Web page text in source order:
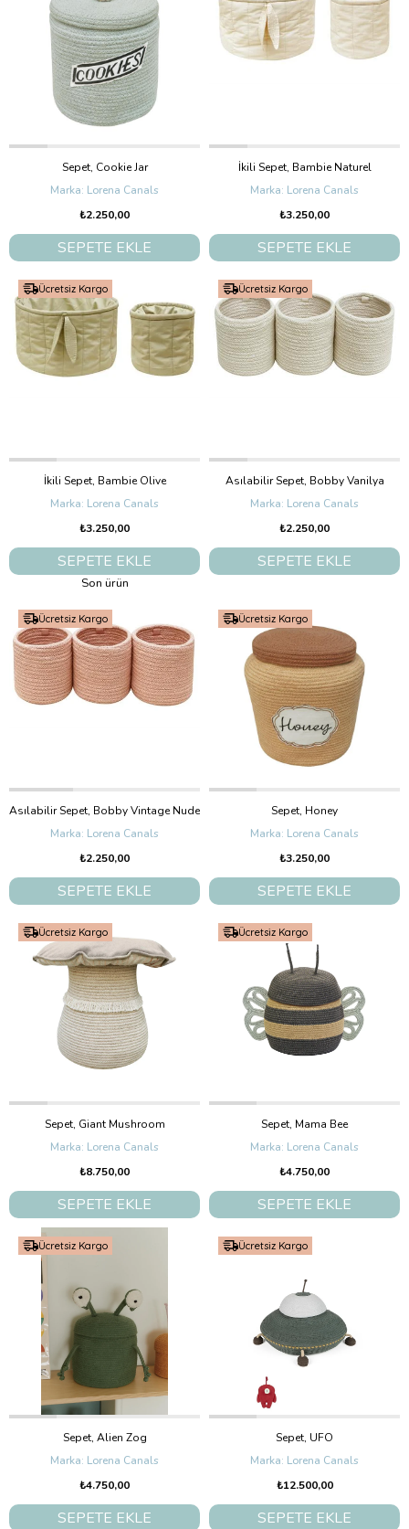
Sepet, Cookie Jar
Lorena Canals
₺2.250,00
SEPETE EKLE
İkili Sepet, Bambie Naturel
Lorena Canals
₺3.250,00
SEPETE EKLE
İkili Sepet, Bambie Olive
Lorena Canals
₺3.250,00
SEPETE EKLE
Son ürün
Ücretsiz Kargo
Asılabilir Sepet, Bobby Vanilya
Lorena Canals
₺2.250,00
SEPETE EKLE
Ücretsiz Kargo
Asılabilir Sepet, Bobby Vintage Nude
Lorena Canals
₺2.250,00
SEPETE EKLE
Ücretsiz Kargo
Sepet, Honey
Lorena Canals
₺3.250,00
SEPETE EKLE
Ücretsiz Kargo
Sepet, Giant Mushroom
Lorena Canals
₺8.750,00
SEPETE EKLE
Ücretsiz Kargo
Sepet, Mama Bee
Lorena Canals
₺4.750,00
SEPETE EKLE
Ücretsiz Kargo
Sepet, Alien Zog
Lorena Canals
₺4.750,00
SEPETE EKLE
Ücretsiz Kargo
Sepet, UFO
Lorena Canals
₺12.500,00
SEPETE EKLE
Ücretsiz Kargo